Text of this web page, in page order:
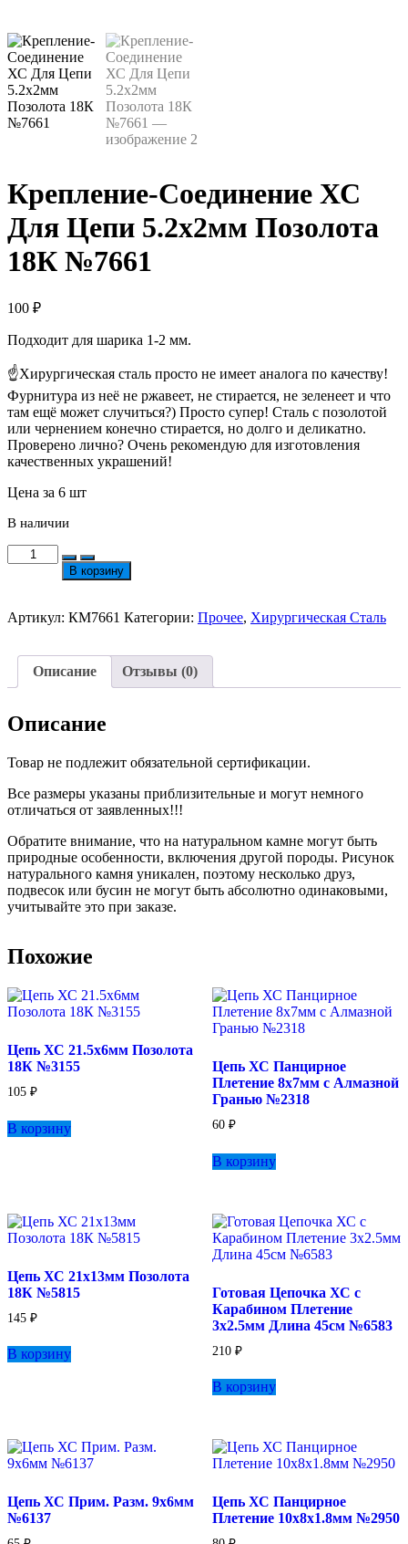
Крепление-Соединение ХС
Для Цепи 5.2х2мм Позолота
18К №7661
100 ₽
Подходит для шарика 1-2 мм.
☝Хирургическая сталь просто не имеет аналога по качеству!
Фурнитура из неё не ржавеет, не стирается, не зеленеет и что
там ещё может случиться?) Просто супер! Сталь с позолотой
или чернением конечно стирается, но долго и деликатно.
Проверено лично? Очень рекомендую для изготовления
качественных украшений!
Цена за 6 шт
В наличии
Количество
товара
Крепление-
ХС
5.2х2мм
Позолота
№7661
В корзину
Артикул: КМ7661 Категории: Прочее, Хирургическая Сталь
Описание Отзывы (0)
Описание
Товар не подлежит обязательной сертификации.
Все размеры указаны приблизительные и могут немного
отличаться от заявленных!!!
Обратите внимание, что на натуральном камне могут быть
природные особенности, включения другой породы. Рисунок
натурального камня уникален, поэтому несколько друз,
подвесок или бусин не могут быть абсолютно одинаковыми,
учитывайте это при заказе.
Похожие
Цепь ХС 21.5х6мм Позолота
18К №3155
105 ₽
В корзину
Цепь ХС Панцирное
Плетение 8х7мм с Алмазной
Гранью №2318
60 ₽
В корзину
Цепь ХС 21х13мм Позолота
18К №5815
145 ₽
В корзину
Готовая Цепочка ХС с
Карабином Плетение
3х2.5мм Длина 45см №6583
210 ₽
В корзину
Цепь ХС Прим. Разм. 9х6мм
№6137
Цепь ХС Панцирное
Плетение 10х8х1.8мм №2950